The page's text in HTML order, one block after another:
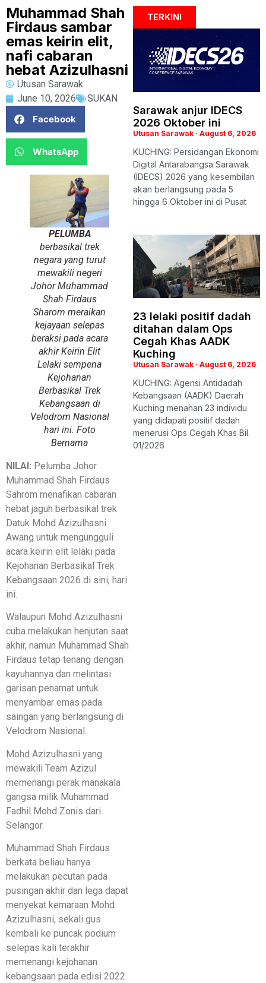
Muhammad Shah
Firdaus sambar
emas keirin elit,
nafi cabaran
hebat Azizulhasni
Utusan Sarawak
June 10, 2026
SUKAN
Facebook
WhatsApp
PELUMBA
berbasikal trek
negara yang turut
mewakili negeri
Johor Muhammad
Shah Firdaus
Sharom meraikan
kejayaan selepas
beraksi pada acara
akhir Keirin Elit
Lelaki sempena
Kejohanan
Berbasikal Trek
Kebangsaan di
Velodrom Nasional
hari ini. Foto
Bernama
NILAI: Pelumba Johor
Muhammad Shah Firdaus
Sahrom menafikan cabaran
hebat jaguh berbasikal trek
Datuk Mohd Azizulhasni
Awang untuk mengungguli
acara keirin elit lelaki pada
Kejohanan Berbasikal Trek
Kebangsaan 2026 di sini, hari
ini.
Walaupun Mohd Azizulhasni
cuba melakukan henjutan saat
akhir, namun Muhammad Shah
Firdaus tetap tenang dengan
kayuhannya dan melintasi
garisan penamat untuk
menyambar emas pada
saingan yang berlangsung di
Velodrom Nasional.
Mohd Azizulhasni yang
mewakili Team Azizul
memenangi perak manakala
gangsa milik Muhammad
Fadhil Mohd Zonis dari
Selangor.
Muhammad Shah Firdaus
berkata beliau hanya
melakukan pecutan pada
pusingan akhir dan lega dapat
menyekat kemaraan Mohd
Azizulhasni, sekali gus
kembali ke puncak podium
selepas kali terakhir
memenangi kejohanan
kebangsaan pada edisi 2022.
TERKINI
Sarawak anjur IDECS
2026 Oktober ini
Utusan Sarawak August 6, 2026
KUCHING: Persidangan Ekonomi
Digital Antarabangsa Sarawak
(IDECS) 2026 yang kesembilan
akan berlangsung pada 5
hingga 6 Oktober ini di Pusat
23 lelaki positif dadah
ditahan dalam Ops
Cegah Khas AADK
Kuching
Utusan Sarawak August 6, 2026
KUCHING: Agensi Antidadah
Kebangsaan (AADK) Daerah
Kuching menahan 23 individu
yang didapati positif dadah
menerusi Ops Cegah Khas Bil.
01/2026